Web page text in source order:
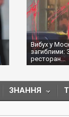
Вибух у
загиблими:
ресторан...
ЗНАННЯ